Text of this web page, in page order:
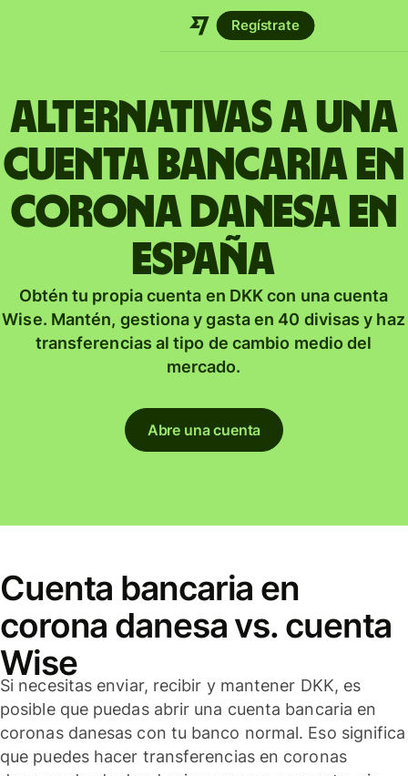
Regístrate
Alternativas a una
cuenta bancaria en
corona danesa en
España
Obtén tu propia cuenta en DKK con una cuenta
Wise. Mantén, gestiona y gasta en 40 divisas y haz
transferencias al tipo de cambio medio del
mercado.
Abre una cuenta
Cuenta bancaria en
corona danesa vs. cuenta
Wise
Si necesitas enviar, recibir y mantener DKK, es
posible que puedas abrir una cuenta bancaria en
coronas danesas con tu banco normal. Eso significa
que puedes hacer transferencias en coronas